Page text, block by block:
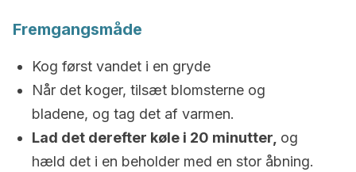
Fremgangsmåde
Kog først vandet i en gryde
Når det koger, tilsæt blomsterne og
bladene, og tag det af varmen.
Lad det derefter køle i 20 minutter, og
hæld det i en beholder med en stor åbning.